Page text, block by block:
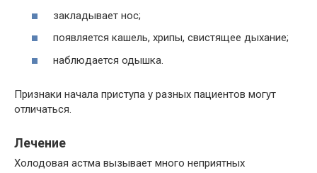
закладывает нос;
появляется кашель, хрипы, свистящее дыхание;
наблюдается одышка.
Признаки начала приступа у разных пациентов могут
отличаться.
Лечение
Холодовая астма вызывает много неприятных